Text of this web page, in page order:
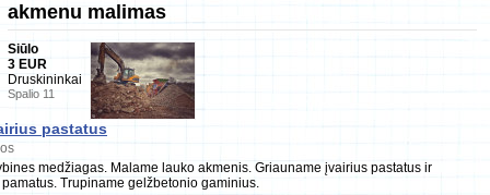
akmenu malimas
Siūlo
3 EUR
Druskininkai
Spalio 11
pastatus
medžiagas. Malame lauko akmenis. Griauname įvairius pastatus ir
Trupiname gelžbetonio gaminius.